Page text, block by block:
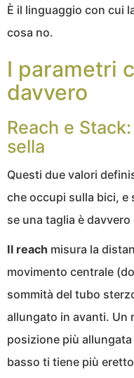
È il linguaggio con cui
cosa no.
I parametri
davvero
Reach e
sella
Questi due valori
che occupi sulla bici,
se una taglia è
Il reach misura la
movimento centrale
sommità del tubo
allungato in avanti. Un
posizione più
basso ti tiene più